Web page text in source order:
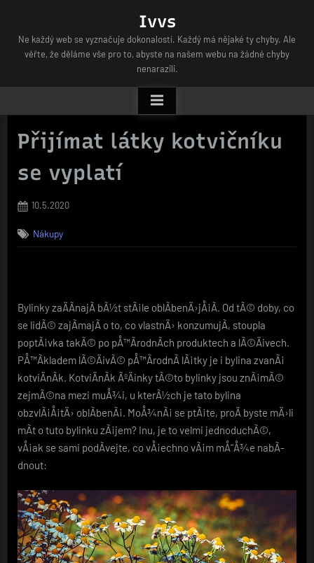
content
Ivvs
Ne každý web se vyznačuje dokonalostí. Každý má nějaké ty chyby. Ale
věřte, že děláme vše pro to, abyste na našem webu na žádné chyby
nenarazili.
Přijímat látky kotvičníku
se vyplatí
Posted
10.5.2020
Nákupy
Bylinky zaÄÃ­najÃ­ bÃ½t stÃ¡le oblÃ­benÄ›jÅ¡Ã­. Od tÃ© doby, co
se lidÃ© zajÃ­majÃ­ o to, co vlastnÄ› konzumujÃ­, stoupla
poptÃ¡vka takÃ© po pÅ™Ã­rodnÃ­ch produktech a lÃ©Äivech.
PÅ™Ã­kladem lÃ©ÄivÃ© pÅ™Ã­rodnÃ­ lÃ¡tky je i bylina zvanÃ¡
kotviÄnÃ­k. KotviÄnÃ­k ÃºÄinkytÃ©to bylinky jsou znÃ¡mÃ©
zejmÃ©na mezi muÅ¾i, u kterÃ½ch je tato bylina
obzvlÃ¡Å¡tÄ› oblÃ­benÃ¡. MoÅ¾nÃ¡ se ptÃ¡te, proÄ byste mÄ›li
mÃ­t o tuto bylinku zÃ¡jem? Inu, je to velmi jednoduchÃ©,
vÅ¡ak se sami podÃ­vejte, co vÅ¡echno vÃ¡m mÅ¯Å¾e nabÃ­
dnout: